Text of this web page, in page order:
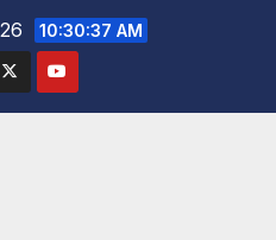
10:30:38 AM